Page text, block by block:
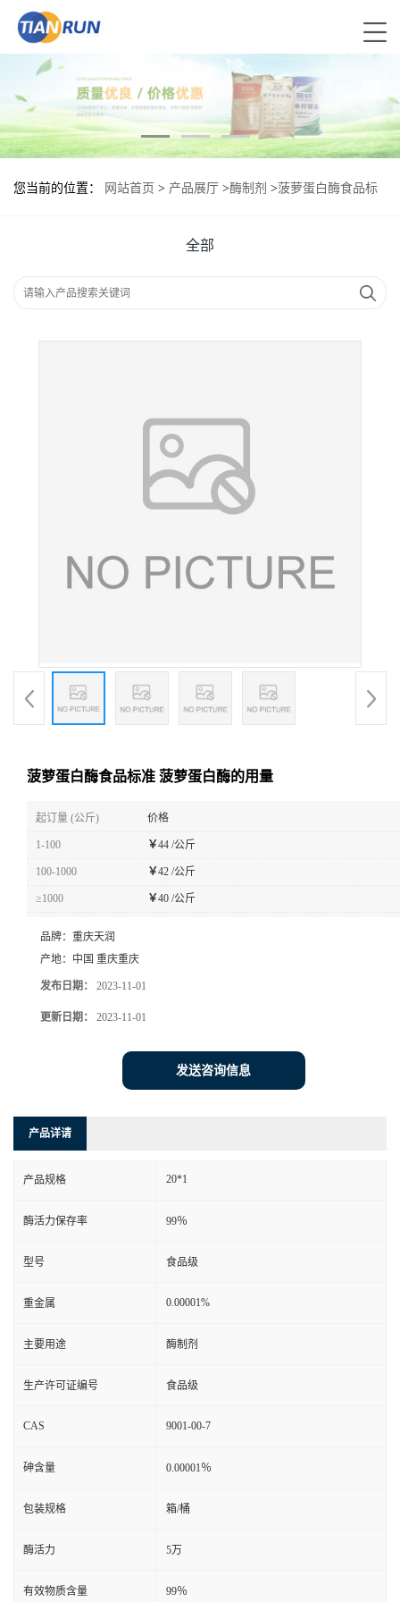
您当前的位置： 网站首页 > 产品展厅 >酶制剂 >菠萝蛋白酶食品标
全部
菠萝蛋白酶食品标准 菠萝蛋白酶的用量
起订量 (公斤) 价格
1-100 ￥44 /公斤
100-1000 ￥42 /公斤
≥1000 ￥40 /公斤
品牌： 重庆天润
产地： 中国 重庆重庆
发布日期： 2023-11-01
更新日期： 2023-11-01
发送咨询信息
产品详请
产品规格 20*1
酶活力保存率 99％
型号 食品级
重金属 0.00001%
主要用途 酶制剂
生产许可证编号 食品级
CAS 9001-00-7
砷含量 0.00001％
包装规格 箱/桶
酶活力 5万
有效物质含量 99％